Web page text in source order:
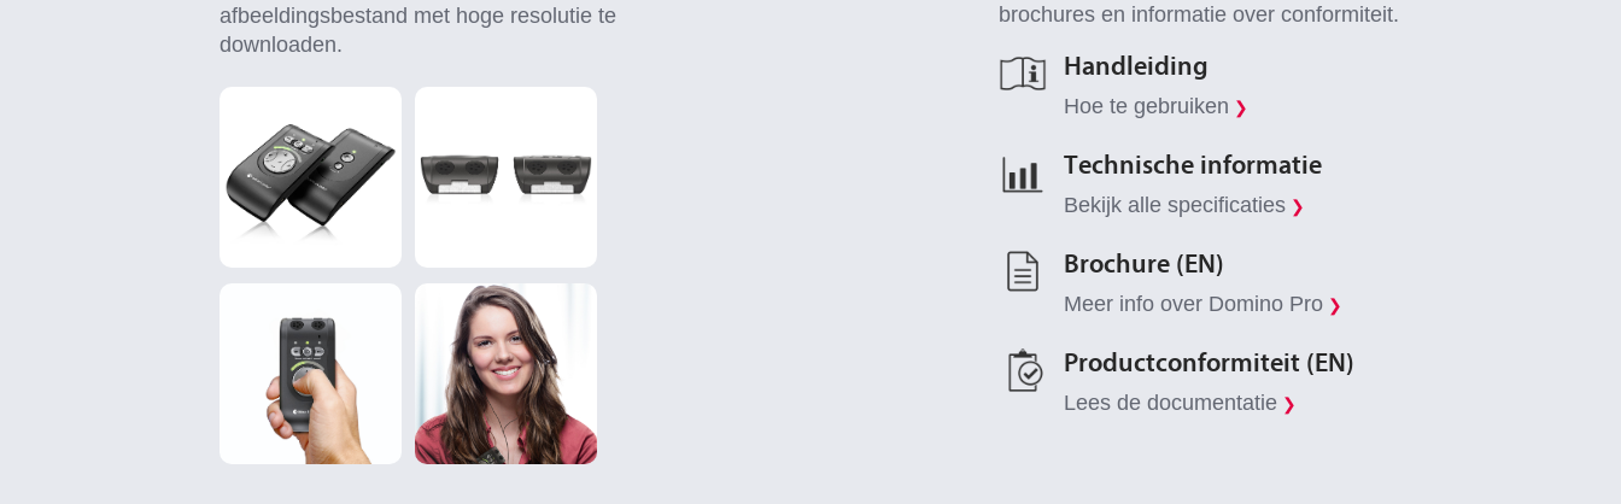
afbeeldingsbestand met hoge resolutie te
downloaden.
brochures en informatie over conformiteit.
Handleiding
Hoe te gebruiken ❯
Technische informatie
Bekijk alle specificaties ❯
Brochure (EN)
Meer info over Domino Pro ❯
Productconformiteit (EN)
Lees de documentatie ❯